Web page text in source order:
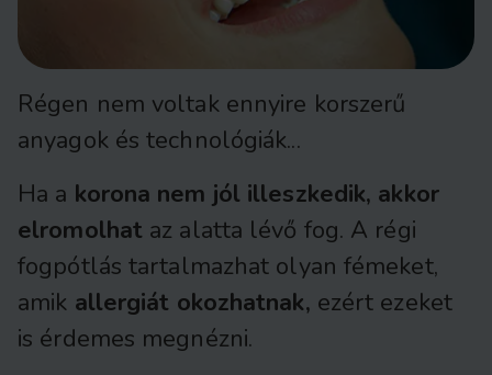
Régen nem voltak ennyire korszerű
anyagok és technológiák...
Ha a korona nem jól illeszkedik, akkor
elromolhat az alatta lévő fog. A régi
fogpótlás tartalmazhat olyan fémeket,
amik allergiát okozhatnak, ezért ezeket
is érdemes megnézni.